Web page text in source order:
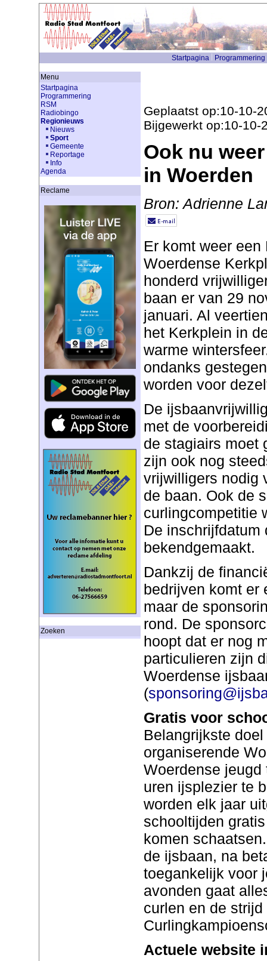
Startpagina Programmering
Menu
Startpagina
Programmering
RSM
Radiobingo
Regionieuws
Nieuws
Sport
Gemeente
Reportage
Info
Agenda
Reclame
Zoeken
Geplaatst op:10-10-
Bijgewerkt op:10-10-
Ook nu
in Woerden
Bron: Adrienne
Er komt weer
Woerdense
honderd
baan er van 29
januari. Al
het Kerkplein in
warme
ondanks
worden voor
De
met de
de stagiairs moet
zijn ook nog
vrijwilligers nodig
de baan. Ook de
curlingcompetitie
De inschrijfdatum
bekendgemaakt.
Dankzij de
bedrijven komt er
maar de
rond. De
hoopt dat er nog
particulieren zijn
Woerdense
(
Gratis voor
Belangrijkste
organiserende
Woerdense
uren ijsplezier te
worden elk jaar
schooltijden
komen
de ijsbaan, na
toegankelijk voor
avonden gaat
curlen en de
Actuele website